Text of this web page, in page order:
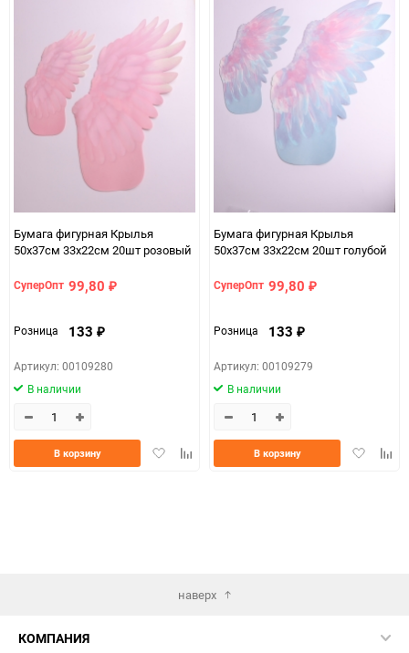
Единица измерения упак
Бумага фигурная Крылья
50х37см 33х22см 20шт розовый
СуперОпт 99,80 ₽
Розница 133 ₽
Артикул: 00109280
В наличии
ДобавитьДобавить
В корзину
Бумага фигурная Крылья
50х37см 33х22см 20шт голубой
СуперОпт 99,80 ₽
Розница 133 ₽
Артикул: 00109279
В наличии
Добавить
В корзину
наверх
КОМПАНИЯ